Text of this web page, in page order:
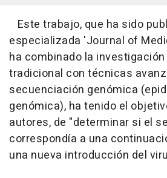
Este trabajo, que ha sido
especializada 'Journal of
ha combinado la
tradicional con técnicas
secuenciación genómica
genómica), ha tenido el
autores, de "determinar si el
correspondía a una
una nueva introducción del